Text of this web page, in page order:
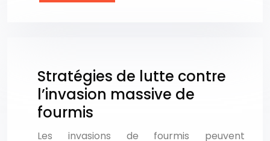
Stratégies de lutte contre
l’invasion massive de
fourmis
Les invasions de fourmis peuvent